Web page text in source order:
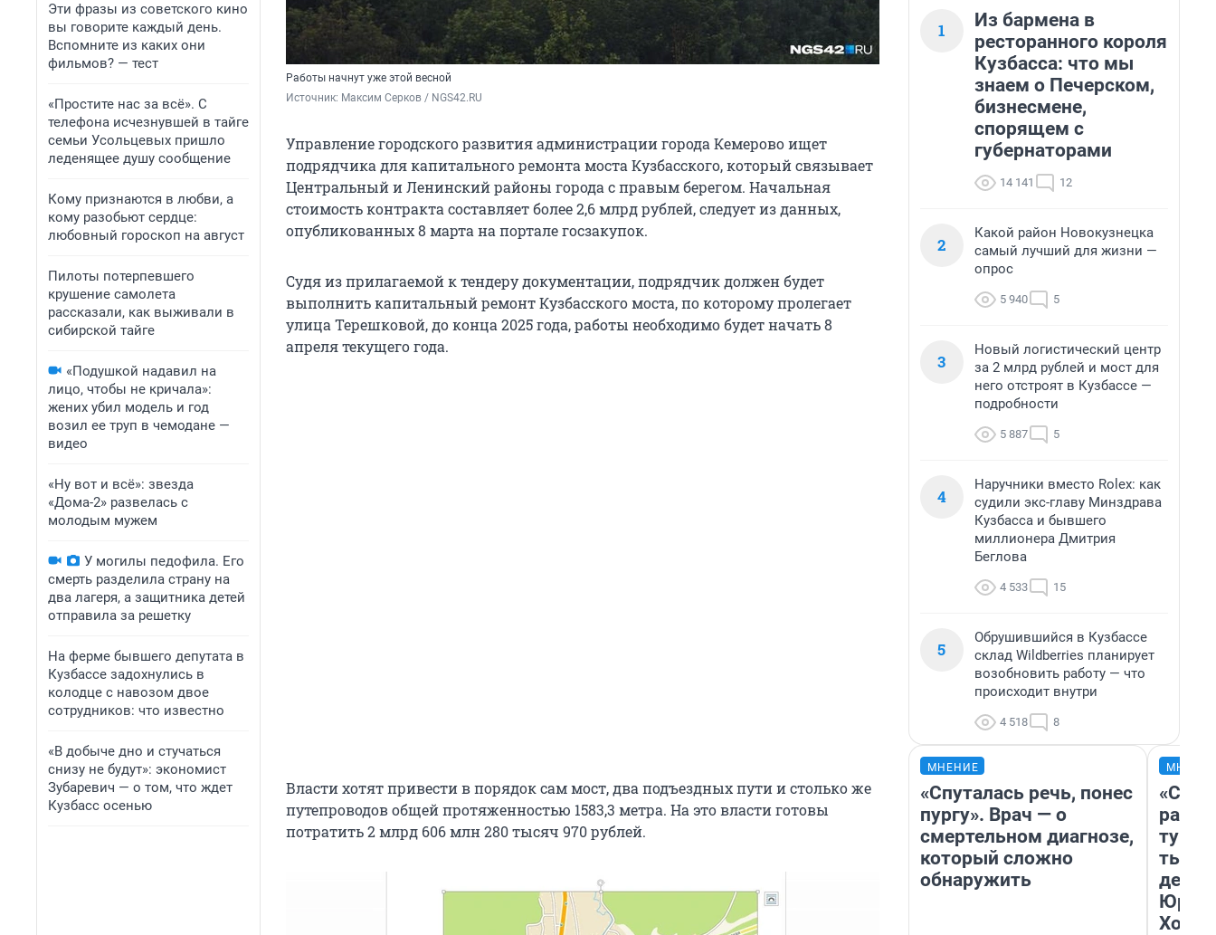
Эти фразы из советского кино
вы говорите каждый день.
Вспомните из каких они
фильмов? — тест
«Простите нас за всё». С
телефона исчезнувшей в тайге
семьи Усольцевых пришло
леденящее душу сообщение
Кому признаются в любви, а
кому разобьют сердце:
любовный гороскоп на август
Пилоты потерпевшего
крушение самолета
рассказали, как выживали в
сибирской тайге
«Подушкой надавил на
лицо, чтобы не кричала»:
жених убил модель и год
возил ее труп в чемодане —
видео
«Ну вот и всё»: звезда
«Дома-2» развелась с
молодым мужем
У могилы педофила. Его
смерть разделила страну на
два лагеря, а защитника детей
отправила за решетку
На ферме бывшего депутата в
Кузбассе задохнулись в
колодце с навозом двое
сотрудников: что известно
«В добыче дно и стучаться
снизу не будут»: экономист
Зубаревич — о том, что ждет
Кузбасс осенью
Работы начнут уже этой весной
Источник: Максим Серков / NGS42.RU
Управление городского развития администрации города Кемерово ищет
подрядчика для капитального ремонта моста Кузбасского, который связывает
Центральный и Ленинский районы города с правым берегом. Начальная
стоимость контракта составляет более 2,6 млрд рублей, следует из данных,
опубликованных 8 марта на портале госзакупок.
Судя из прилагаемой к тендеру документации, подрядчик должен будет
выполнить капитальный ремонт Кузбасского моста, по которому пролегает
улица Терешковой, до конца 2025 года, работы необходимо будет начать 8
апреля текущего года.
Власти хотят привести в порядок сам мост, два подъездных пути и столько же
путепроводов общей протяженностью 1583,3 метра. На это власти готовы
потратить 2 млрд 606 млн 280 тысяч 970 рублей.
1
Из бармена в
ресторанного короля
Кузбасса: что мы
знаем о Печерском,
бизнесмене,
спорящем с
губернаторами
14 141 12
2
Какой район Новокузнецка
самый лучший для жизни —
опрос
5 940 5
3
Новый логистический центр
за 2 млрд рублей и мост для
него отстроят в Кузбассе —
подробности
5 887 5
4
Наручники вместо Rolex: как
судили экс-главу Минздрава
Кузбасса и бывшего
миллионера Дмитрия
Беглова
4 533 15
5
Обрушившийся в Кузбассе
склад Wildberries планирует
возобновить работу — что
происходит внутри
4 518 8
МНЕНИЕ
«Спуталась речь, понес
пургу». Врач — о
смертельном диагнозе,
который сложно
обнаружить
день